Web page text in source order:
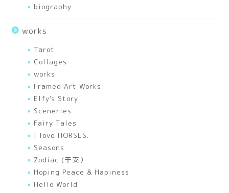
biography
works
Tarot
Collages
works
Framed Art Works
Elfy's Story
Sceneries
Fairy Tales
I love HORSES.
Seasons
Zodiac (干支）
Hoping Peace & Hapiness
Hello World